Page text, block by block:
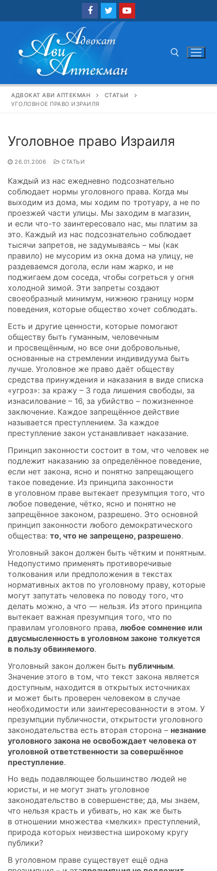
Найти:
АДВОКАТ АВИ АПТЕКМАН
СТАТЬИ
УГОЛОВНОЕ ПРАВО ИЗРАИЛЯ
Уголовное право Израиля
26.01.2006 СТАТЬИ
Каждый из нас ежедневно подсознательно
соблюдает нормы уголовного права. Когда мы
выходим из дома, мы ходим по тротуару, а не по
проезжей части улицы. Мы заходим в магазин,
и если что-то заинтересовало нас, мы платим за
это. Каждый из нас подсознательно соблюдает
тысячи запретов, не задумываясь – мы (как
правило) не мусорим из окна дома на улицу, не
раздеваемся догола, если нам жарко, и не
поджигаем дом соседа, чтобы согреться у огня
холодной зимой. Эти запреты создают
своеобразный минимум, нижнюю границу норм
поведения, которые общество хочет соблюдать.
Есть и другие ценности, которые помогают
обществу быть гуманным, человечным
и просвещённым, но все они добровольные,
основанные на стремлении индивидуума быть
лучше. Уголовное же право даёт обществу
средства принуждения и наказания в виде списка
«угроз»: за кражу – 3 года лишения свободы, за
изнасилование – 16, за убийство – пожизненное
заключение. Каждое запрещённое действие
называется преступлением. За каждое
преступление закон устанавливает наказание.
Принцип законности состоит в том, что человек не
подлежит наказанию за определённое поведение,
если нет закона, ясно и понятно запрещающего
такое поведение. Из принципа законности
в уголовном праве вытекает презумпция того, что
любое поведение, чётко, ясно и понятно не
запрещённое законом, разрешено. Это основной
принцип законности любого демократического
общества: то, что не запрещено, разрешено.
Уголовный закон должен быть чётким и понятным.
Недопустимо применять противоречивые
толкования или предположения в текстах
нормативных актов по уголовному праву, которые
могут запутать человека по поводу того, что
делать можно, а что — нельзя. Из этого принципа
вытекает важная презумпция того, что по
правилам уголовного права, любое сомнение или
двусмысленность в уголовном законе толкуется
в пользу обвиняемого.
Уголовный закон должен быть публичным.
Значение этого в том, что текст закона является
доступным, находится в открытых источниках
и может быть проверен человеком в случае
необходимости или заинтересованности в этом. У
презумпции публичности, открытости уголовного
законодательства есть вторая сторона – незнание
уголовного закона не освобождает человека от
уголовной ответственности за совершённое
преступление.
Но ведь подавляющее большинство людей не
юристы, и не могут знать уголовное
законодательство в совершенстве; да, мы знаем,
что нельзя красть и убивать, но как же быть
в отношении множества «мелких» преступлений,
природа которых неизвестна широкому кругу
публики?
В уголовном праве существует ещё одна